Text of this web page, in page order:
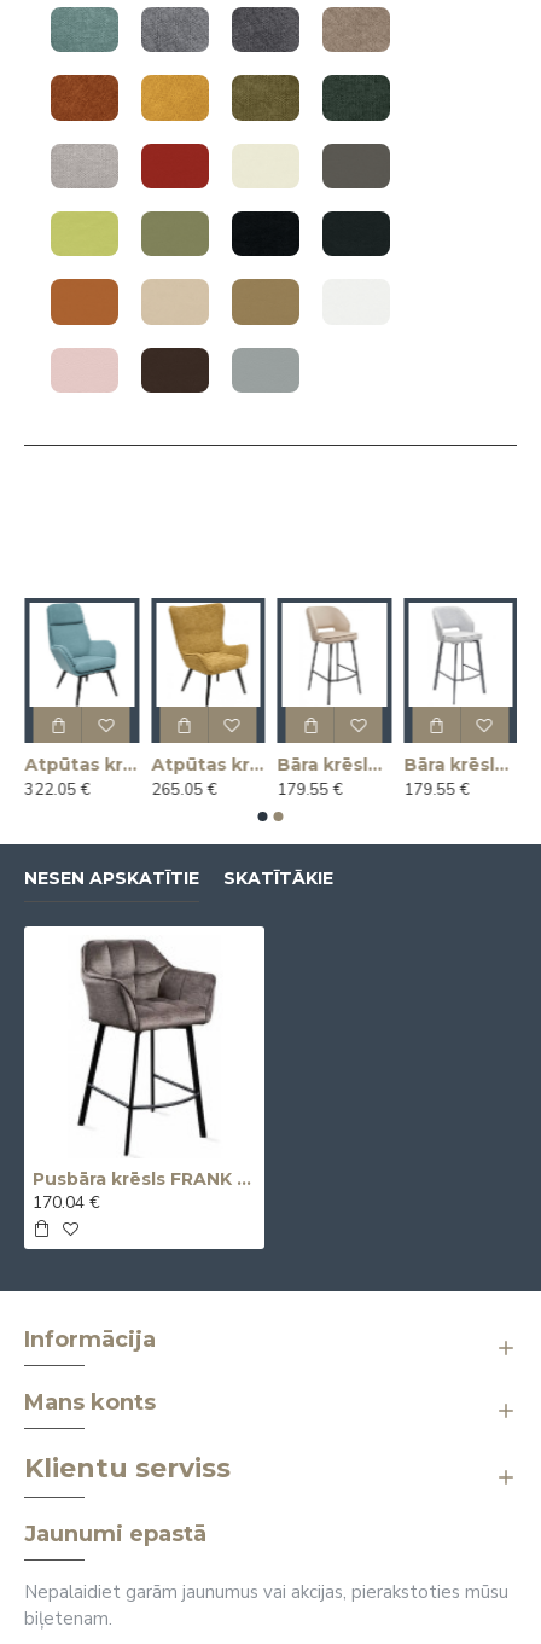
Atpūtas krēsls MAGNUS
322.05 €
Atpūtas krēsls MARIUS
265.05 €
Bāra krēsls ANDRE
179.55 €
Bāra krēsls ANDRE
179.55 €
NESEN APSKATĪTIE SKATĪTĀKIE
Pusbāra krēsls FRANK grozāms
170.04 €
Informācija
Mans konts
Klientu serviss
Jaunumi epastā
Nepalaidiet garām jaunumus vai akcijas, pierakstoties mūsu
biļetenam.